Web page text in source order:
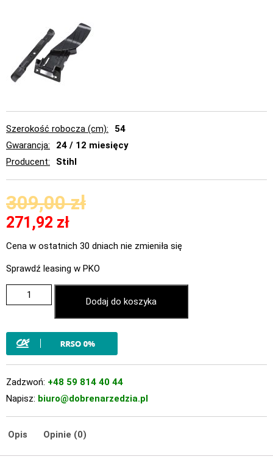
Szerokość robocza (cm)
54
Gwarancja
24 / 12 miesięcy
Producent
Stihl
309,00zł
271,92 zł
Cena w ostatnich 30 dniach nie zmieniła się
Sprawdź leasing w PKO
Dodaj do koszyka
Zadzwoń: +48 59 814 40 44
Napisz: biuro@dobrenarzedzia.pl
Opis Opinie (0)